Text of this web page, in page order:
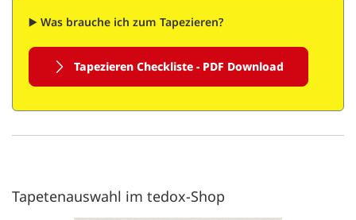
▶️ Was brauche ich zum Tapezieren?
Tapezieren Checkliste - PDF Download
Tapetenauswahl im tedox-Shop